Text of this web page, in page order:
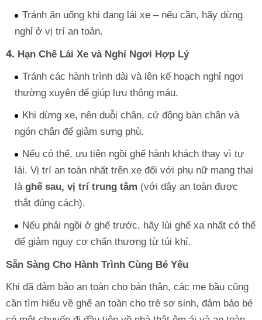
Tránh ăn uống khi đang lái xe – nếu cần, hãy dừng
nghỉ ở vị trí an toàn.
4. Hạn Chế Lái Xe và Nghỉ Ngơi Hợp Lý
Tránh các hành trình dài và lên kế hoạch nghỉ ngơi
thường xuyên để giúp lưu thông máu.
Khi dừng xe, nên duỗi chân, cử động bàn chân và
ngón chân để giảm sưng phù.
Nếu có thể, ưu tiên ngồi ghế hành khách thay vì tự
lái. Vị trí an toàn nhất trên xe đối với phụ nữ mang thai
là ghế sau, vị trí trung tâm (với dây an toàn được
thắt đúng cách).
Nếu phải ngồi ở ghế trước, hãy lùi ghế xa nhất có thể
để giảm nguy cơ chấn thương từ túi khí.
Sẵn Sàng Cho Hành Trình Cùng Bé Yêu
Khi đã đảm bảo an toàn cho bản thân, các mẹ bầu cũng
cần tìm hiểu về ghế an toàn cho trẻ sơ sinh, đảm bảo bé